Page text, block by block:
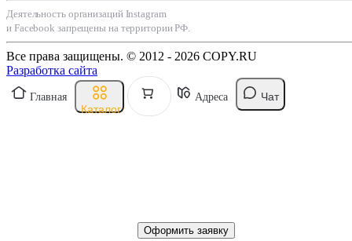
Деятельность организаций Instagram
и Facebook запрещены на территории РФ.
Все права защищены. © 2012 - 2026 COPY.RU
Разработка сайта
Главная
Каталог
Адреса Чат
Оформить заявку